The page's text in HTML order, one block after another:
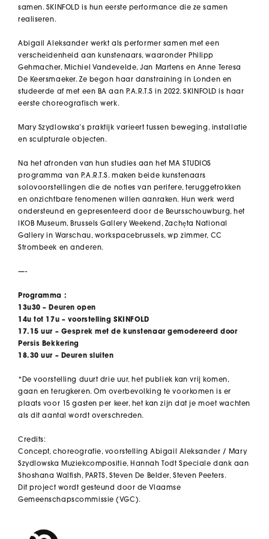
samen. SKINFOLD is hun eerste performance die ze samen
realiseren.
Abigail Aleksander werkt als performer samen met een
verscheidenheid aan kunstenaars, waaronder Philipp
Gehmacher, Michiel Vandevelde, Jan Martens en Anne Teresa
De Keersmaeker. Ze begon haar danstraining in Londen en
studeerde af met een BA aan P.A.R.T.S in 2022. SKINFOLD is haar
eerste choreografisch werk.
Mary Szydlowska’s praktijk varieert tussen beweging, installatie
en sculpturale objecten.
Na het afronden van hun studies aan het MA STUDIOS
programma van P.A.R.T.S. maken beide kunstenaars
solovoorstellingen die de noties van perifere, teruggetrokken
en onzichtbare fenomenen willen aanraken. Hun werk werd
ondersteund en gepresenteerd door de Beursschouwburg, het
IKOB Museum, Brussels Gallery Weekend, Zachęta National
Gallery in Warschau, workspacebrussels, wp zimmer, CC
Strombeek en anderen.
—-
Programma :
13u30 – Deuren open
14u tot 17u – voorstelling SKINFOLD
17.15 uur – Gesprek met de kunstenaar gemodereerd door
Persis Bekkering
18.30 uur – Deuren sluiten
*De voorstelling duurt drie uur, het publiek kan vrij komen,
gaan en terugkeren. Om overbevolking te voorkomen is er
plaats voor 15 gasten per keer, het kan zijn dat je moet wachten
als dit aantal wordt overschreden.
Credits:
Concept, choreografie, voorstelling Abigail Aleksander / Mary
Szydlowska Muziekcompositie, Hannah Todt Speciale dank aan
Shoshana Walfish, PARTS, Steven De Belder, Steven Peeters.
Dit project wordt gesteund door de Vlaamse
Gemeenschapscommissie (VGC).